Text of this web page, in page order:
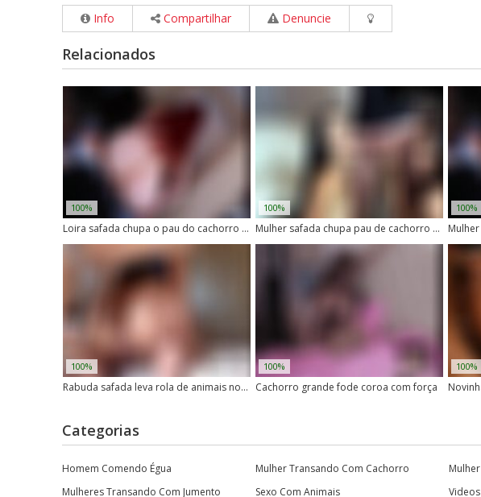
Info Compartilhar Denuncie
Relacionados
100%
Loira safada chupa o pau do cachorro sem vergonha
100%
Mulher safada chupa pau de cachorro com vontade
100%
100%
Rabuda safada leva rola de animais no cu
100%
Cachorro grande fode coroa com força
100%
Categorias
Homem Comendo Égua Mulher Transando Com Cachorro
Mulheres Transando Com Jumento
Sexo Com Animais